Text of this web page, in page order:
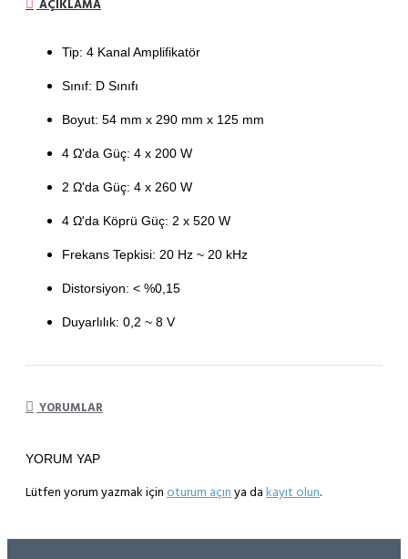
AÇIKLAMA
Tip: 4 Kanal Amplifikatör
Sınıf: D Sınıfı
Boyut: 54 mm x 290 mm x 125 mm
4 Ω'da Güç: 4 x 200 W
2 Ω'da Güç: 4 x 260 W
4 Ω'da Köprü Güç: 2 x 520 W
Frekans Tepkisi: 20 Hz ~ 20 kHz
Distorsiyon: < %0,15
Duyarlılık: 0,2 ~ 8 V
YORUMLAR
YORUM YAP
Lütfen yorum yazmak için oturum açın ya da kayıt olun.